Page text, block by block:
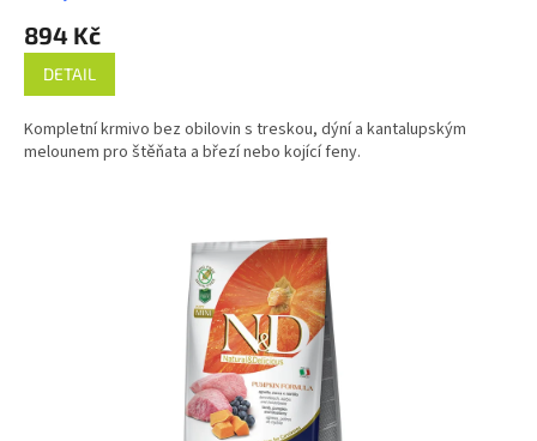
894 Kč
DETAIL
Kompletní krmivo bez obilovin s treskou, dýní a kantalupským
melounem pro štěňata a březí nebo kojící feny.